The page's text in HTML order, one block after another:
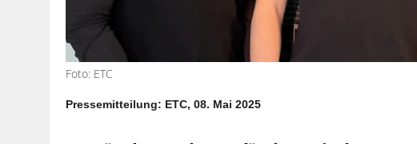
Foto: ETC
Pressemitteilung: ETC, 08. Mai 2025